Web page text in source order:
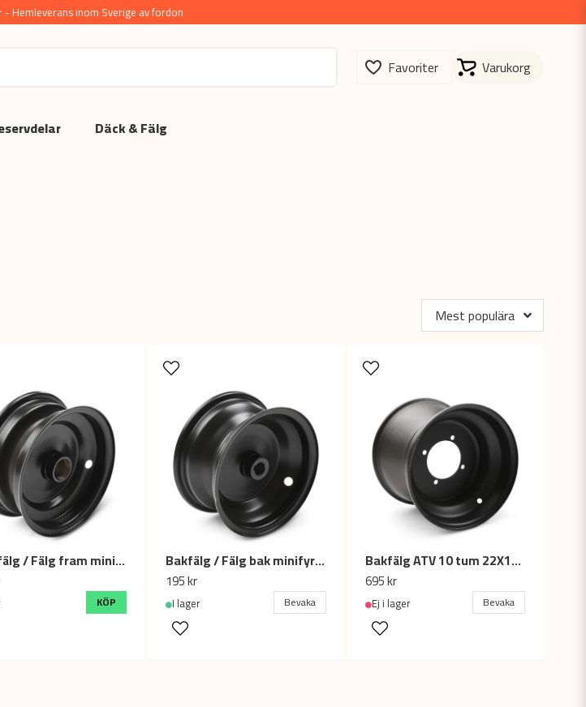
Hemleverans inom Sverige av fordon
Däck & Fälg
Mest populära
Framfälg / Fälg fram miniATV 49cc / elfyrhjuling - 6
KÖP
Bakfälg / Fälg bak minifyrhjuling / el ATV - 6
195 kr
I lager Bevaka
Bakfälg ATV 10 tum 22X10-10
695 kr
Ej i lager Bevaka